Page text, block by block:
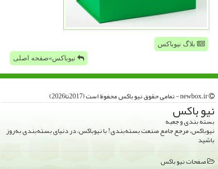
بلاگ نیوباکس
نیوباکس»صفحه اصلی
نیو باكس
بسته بندی و جعبه
نیوباکس، مرجع جامع صنعت بسته‌بندی! با نیوباکس، در دنیای بسته‌بندی به‌روز
باشید
صفحات نیو باكس